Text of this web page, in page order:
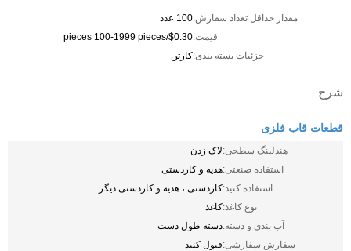
مقدار حداقل تعداد سفارش:100 عدد
قیمت:$0.30/pieces 100-1999 pieces
جزئیات بسته بندی:کارتن
شرح
قطعات قاب فلزی
هندلینگ سطحی:لاک زدن
استفاده صنعتی:هدیه و کاردستی
استفاده کنید:کاردستی ، هدیه و کاردستی دیگر
نوع کاغذ:کاغذ
آب بندی و دسته:دسته طول دست
سفارش سفارشی:قبول کنید